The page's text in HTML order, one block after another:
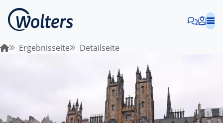
Ergebnisseite Detailseite